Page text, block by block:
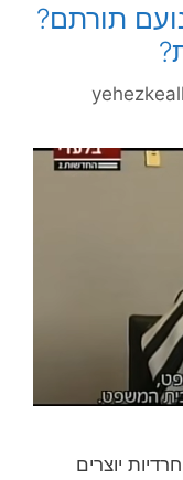
תורתם?
יוצרים